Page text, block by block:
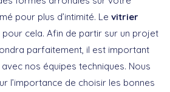
pour plus d’intimité. Le vitrier
cela. Afin de partir sur un projet
parfaitement, il est important
nos équipes techniques. Nous
l’importance de choisir les bonnes